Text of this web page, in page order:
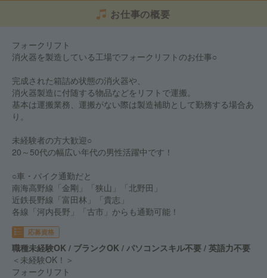
お仕事の概要
フォークリフト
消火器を製造している工場でフォークリフトのお仕事○
完成された箱詰め状態の消火器や、
消火器製造に付随する物品などをリフトで運搬。
基本は運搬業務、運搬がない際は製造補助として勤務する場合あ
り。
未経験者の方大歓迎○
20～50代の幅広い年代の男性活躍中です！
○車・バイク通勤だと
南海高野線「金剛」「狭山」「北野田」
近鉄長野線「富田林」「貴志」
各線「河内長野」「古市」からも通勤可能！
応募資格
職種未経験OK / ブランクOK / パソコンスキル不要 / 英語力不要
＜未経験OK！＞
フォークリフト